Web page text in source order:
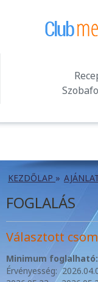
KEZDŐLAP »
FOGLALÁS
Választott
Minimum
Érvényesség: